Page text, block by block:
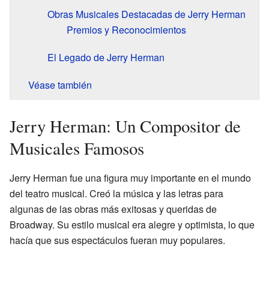
Obras Musicales Destacadas de Jerry Herman
Premios y Reconocimientos
El Legado de Jerry Herman
Véase también
Jerry Herman: Un Compositor de
Musicales Famosos
Jerry Herman fue una figura muy importante en el mundo
del teatro musical. Creó la música y las letras para
algunas de las obras más exitosas y queridas de
Broadway. Su estilo musical era alegre y optimista, lo que
hacía que sus espectáculos fueran muy populares.